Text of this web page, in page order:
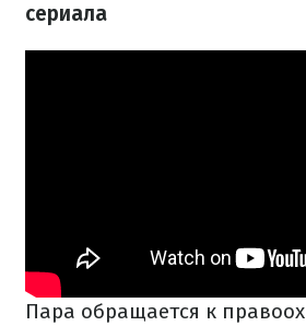
сериала
Пара обращается к